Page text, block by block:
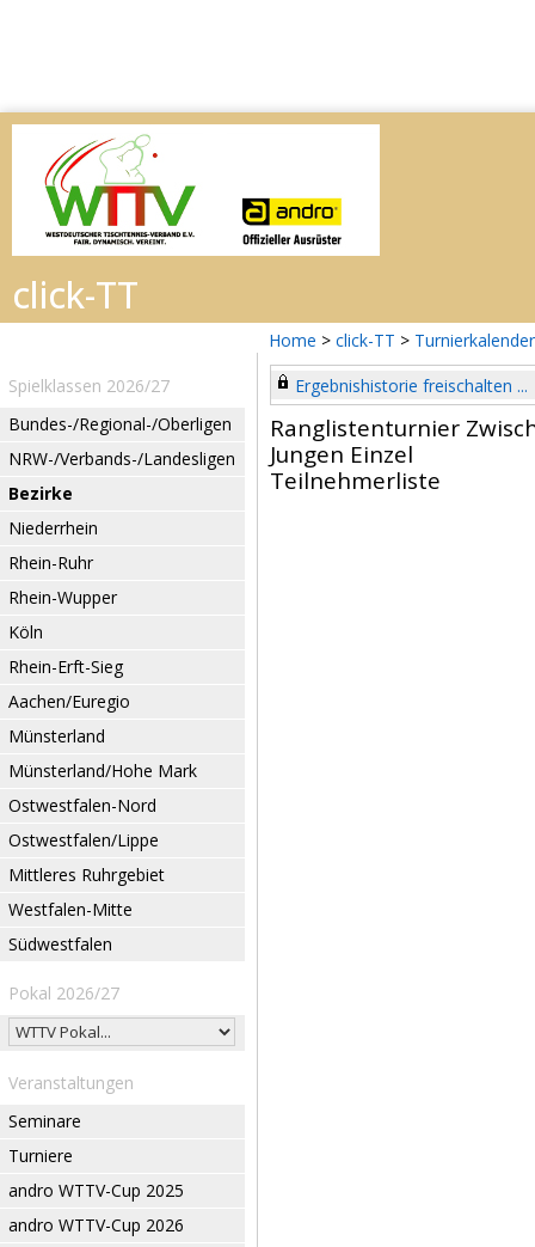
Home > click-TT > Turnierkalender
Spielklassen 2026/27
Bundes-/Regional-/Oberligen
NRW-/Verbands-/Landesligen
Bezirke
Niederrhein
Rhein-Ruhr
Rhein-Wupper
Köln
Rhein-Erft-Sieg
Aachen/Euregio
Münsterland
Münsterland/Hohe Mark
Ostwestfalen-Nord
Ostwestfalen/Lippe
Mittleres Ruhrgebiet
Westfalen-Mitte
Südwestfalen
Pokal 2026/27
Veranstaltungen
Seminare
Turniere
andro WTTV-Cup 2025
andro WTTV-Cup 2026
Ergebnishistorie freischalten ...
Ranglistenturnier
Jungen Einzel
Teilnehmerliste